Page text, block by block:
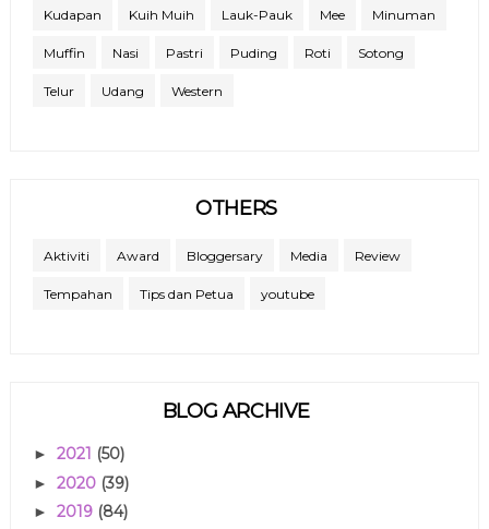
Kudapan Kuih Muih Lauk-Pauk Mee Minuman
Muffin Nasi Pastri Puding Roti Sotong
Telur Udang Western
OTHERS
Aktiviti Award Bloggersary Media Review
Tempahan Tips dan Petua youtube
BLOG ARCHIVE
► 2021 (50)
► 2020 (39)
► 2019 (84)